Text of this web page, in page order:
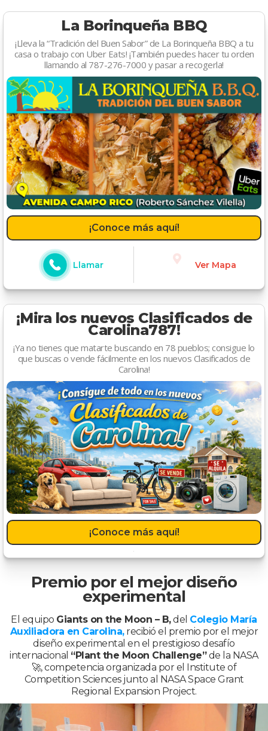
La Borinqueña BBQ
¡Lleva la “Tradición del Buen Sabor” de La Borinqueña BBQ a tu
casa o trabajo con Uber Eats! ¡También puedes hacer tu orden
llamando al 787-276-7000 y pasar a recogerla!
¡Conoce más aquí!
Llamar Ver Mapa
¡Mira los nuevos Clasificados de
Carolina787!
¡Ya no tienes que matarte buscando en 78 pueblos; consigue lo
que buscas o vende fácilmente en los nuevos Clasificados de
Carolina!
¡Conoce más aquí!
Premio por el mejor diseño
experimental
El equipo Giants on the Moon – B,del Colegio María
Auxiliadora en Carolina,recibió el premio por el mejor
diseño experimental en el prestigioso desafío
internacional “Plant the Moon Challenge”de la NASA
🚀, competencia organizada por el Institute of
Competition Sciences junto al NASA Space Grant
Regional Expansion Project.